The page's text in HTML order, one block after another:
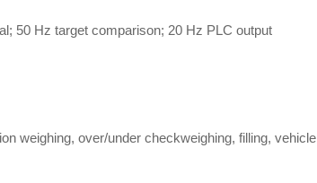
50 Hz target comparison; 20 Hz PLC output
weighing, over/under checkweighing, filling, vehicle